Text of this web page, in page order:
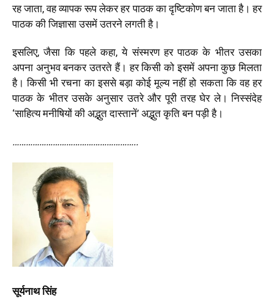
रह जाता, वह व्यापक रूप लेकर हर पाठक का दृष्टिकोण बन जाता है। हर
पाठक की जिज्ञासा उसमें उतरने लगती है।
इसलिए, जैसा कि पहले कहा, ये संस्मरण हर पाठक के भीतर उसका
अपना अनुभव बनकर उतरते हैं। हर किसी को इसमें अपना कुछ मिलता
है। किसी भी रचना का इससे बड़ा कोई मूल्य नहीं हो सकता कि वह हर
पाठक के भीतर उसके अनुसार उतरे और पूरी तरह घेर ले। निस्संदेह
‘साहित्य मनीषियों की अद्भुत दास्तानें’ अद्भुत कृति बन पड़ी है।
………………………………………………..
सूर्यनाथ सिंह